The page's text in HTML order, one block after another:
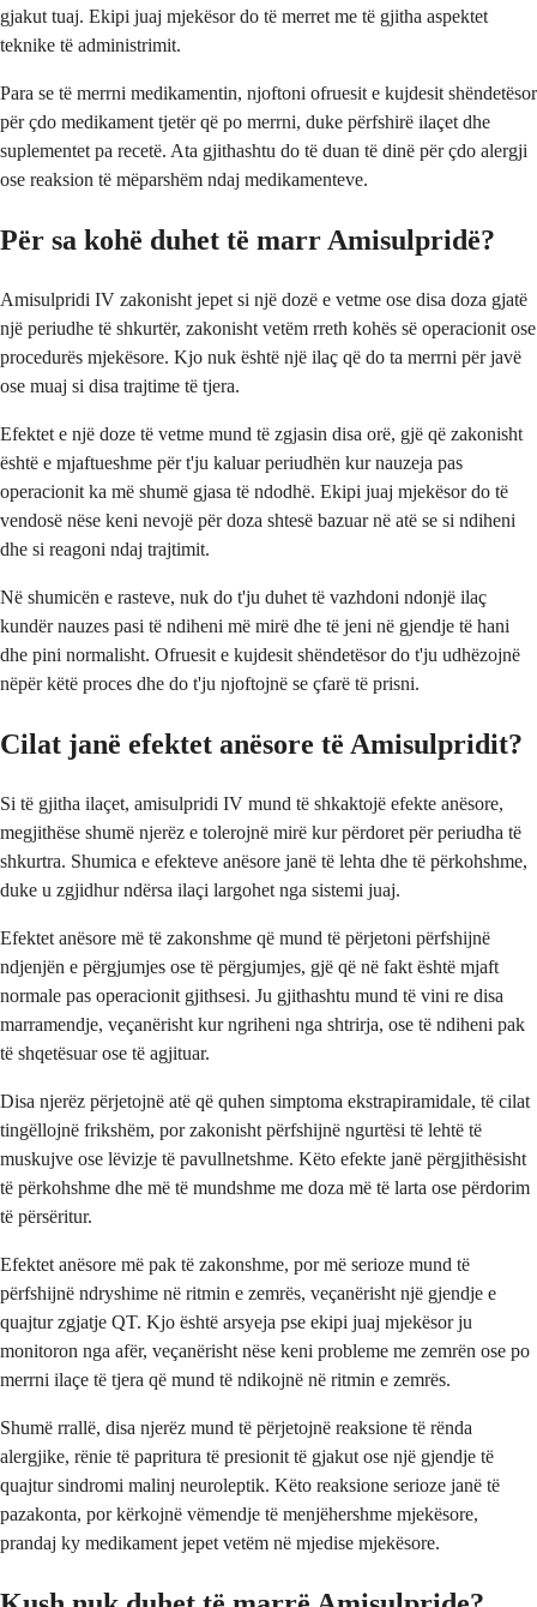
gjakut tuaj. Ekipi juaj mjekësor do të merret me të gjitha aspektet
teknike të administrimit.
Para se të merrni medikamentin, njoftoni ofruesit e kujdesit shëndetësor
për çdo medikament tjetër që po merrni, duke përfshirë ilaçet dhe
suplementet pa recetë. Ata gjithashtu do të duan të dinë për çdo alergji
ose reaksion të mëparshëm ndaj medikamenteve.
Për sa kohë duhet të marr Amisulpridë?
Amisulpridi IV zakonisht jepet si një dozë e vetme ose disa doza gjatë
një periudhe të shkurtër, zakonisht vetëm rreth kohës së operacionit ose
procedurës mjekësore. Kjo nuk është një ilaç që do ta merrni për javë
ose muaj si disa trajtime të tjera.
Efektet e një doze të vetme mund të zgjasin disa orë, gjë që zakonisht
është e mjaftueshme për t'ju kaluar periudhën kur nauzeja pas
operacionit ka më shumë gjasa të ndodhë. Ekipi juaj mjekësor do të
vendosë nëse keni nevojë për doza shtesë bazuar në atë se si ndiheni
dhe si reagoni ndaj trajtimit.
Në shumicën e rasteve, nuk do t'ju duhet të vazhdoni ndonjë ilaç
kundër nauzes pasi të ndiheni më mirë dhe të jeni në gjendje të hani
dhe pini normalisht. Ofruesit e kujdesit shëndetësor do t'ju udhëzojnë
nëpër këtë proces dhe do t'ju njoftojnë se çfarë të prisni.
Cilat janë efektet anësore të Amisulpridit?
Si të gjitha ilaçet, amisulpridi IV mund të shkaktojë efekte anësore,
megjithëse shumë njerëz e tolerojnë mirë kur përdoret për periudha të
shkurtra. Shumica e efekteve anësore janë të lehta dhe të përkohshme,
duke u zgjidhur ndërsa ilaçi largohet nga sistemi juaj.
Efektet anësore më të zakonshme që mund të përjetoni përfshijnë
ndjenjën e përgjumjes ose të përgjumjes, gjë që në fakt është mjaft
normale pas operacionit gjithsesi. Ju gjithashtu mund të vini re disa
marramendje, veçanërisht kur ngriheni nga shtrirja, ose të ndiheni pak
të shqetësuar ose të agjituar.
Disa njerëz përjetojnë atë që quhen simptoma ekstrapiramidale, të cilat
tingëllojnë frikshëm, por zakonisht përfshijnë ngurtësi të lehtë të
muskujve ose lëvizje të pavullnetshme. Këto efekte janë përgjithësisht
të përkohshme dhe më të mundshme me doza më të larta ose përdorim
të përsëritur.
Efektet anësore më pak të zakonshme, por më serioze mund të
përfshijnë ndryshime në ritmin e zemrës, veçanërisht një gjendje e
quajtur zgjatje QT. Kjo është arsyeja pse ekipi juaj mjekësor ju
monitoron nga afër, veçanërisht nëse keni probleme me zemrën ose po
merrni ilaçe të tjera që mund të ndikojnë në ritmin e zemrës.
Shumë rrallë, disa njerëz mund të përjetojnë reaksione të rënda
alergjike, rënie të papritura të presionit të gjakut ose një gjendje të
quajtur sindromi malinj neuroleptik. Këto reaksione serioze janë të
pazakonta, por kërkojnë vëmendje të menjëhershme mjekësore,
prandaj ky medikament jepet vetëm në mjedise mjekësore.